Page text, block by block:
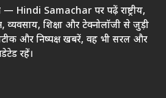
— Hindi Samachar पर पढ़ें राष्ट्रीय,
व्यवसाय, शिक्षा और टेक्नोलॉजी से जुड़ी
और निष्पक्ष खबरें, वह भी सरल और
रहें।